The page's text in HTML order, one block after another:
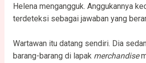
Helena mengangguk. Anggukannya
terdeteksi sebagai jawaban yang
Wartawan itu datang sendiri. Dia
barang-barang di lapak merchandise